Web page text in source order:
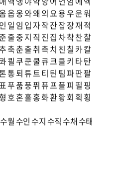
옵옹와왜 외 요용우운워
인 일 임 입자작잔잡장재 적
줄중지 직 진 집 차착찬찰
추축춘출취측치 친 칠 카칼
쾰 쿠쿤쿨큐크클키 타탄
통퇴튜트티 틴 팀파판팔
표푸품풍퓌 퓨프플피 필 핑
형 호혼홀홍화환황회 획 횡
수월수인수지수직수채수태